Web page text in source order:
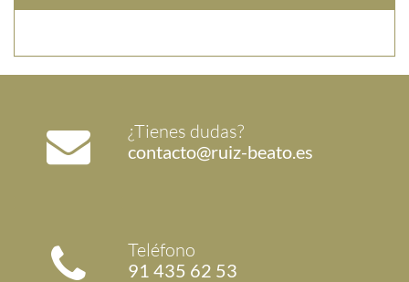
¿Tienes dudas?
contacto@ruiz-beato.es
Teléfono
91 435 62 53